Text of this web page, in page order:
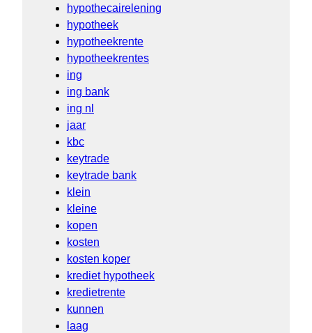
hypothecairelening
hypotheek
hypotheekrente
hypotheekrentes
ing
ing bank
ing nl
jaar
kbc
keytrade
keytrade bank
klein
kleine
kopen
kosten
kosten koper
krediet hypotheek
kredietrente
kunnen
laag